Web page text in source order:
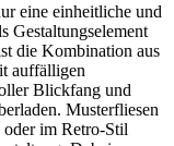
eine einheitliche und
Gestaltungselement
die Kombination aus
auffälligen
Blickfang und
Musterfliesen
im Retro-Stil